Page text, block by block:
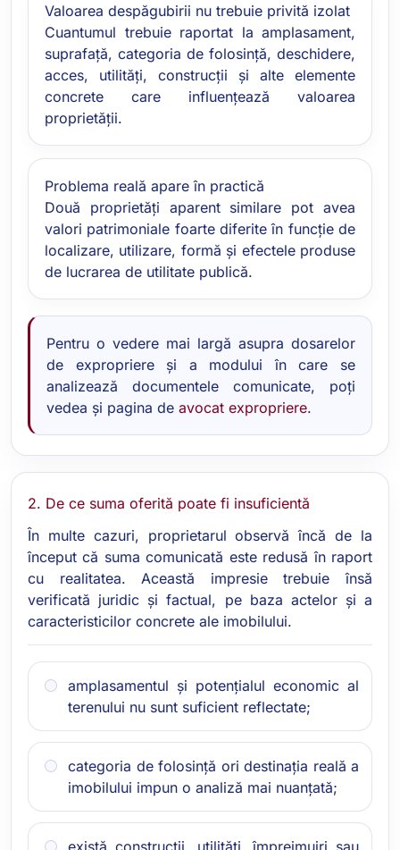
Valoarea despăgubirii nu trebuie privită izolat
Cuantumul trebuie raportat la amplasament,
suprafață, categoria de folosință, deschidere,
acces, utilități, construcții și alte elemente
concrete care influențează valoarea
proprietății.
Problema reală apare în practică
Două proprietăți aparent similare pot avea
valori patrimoniale foarte diferite în funcție de
localizare, utilizare, formă și efectele produse
de lucrarea de utilitate publică.
Pentru o vedere mai largă asupra dosarelor
de expropriere și a modului în care se
analizează documentele comunicate, poți
vedea și pagina de avocat expropriere.
2. De ce suma oferită poate fi insuficientă
În multe cazuri, proprietarul observă încă de la
început că suma comunicată este redusă în raport
cu realitatea. Această impresie trebuie însă
verificată juridic și factual, pe baza actelor și a
caracteristicilor concrete ale imobilului.
amplasamentul și potențialul economic al
terenului nu sunt suficient reflectate;
categoria de folosință ori destinația reală a
imobilului impun o analiză mai nuanțată;
există construcții, utilități, împrejmuiri sau